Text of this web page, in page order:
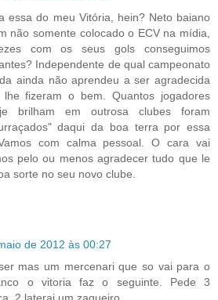
essa do meu Vitória, hein? Neto baiano
não somente colocado o ECV na mídia,
com os seus gols conseguimos
Independente de qual campeonato
ainda não aprendeu a ser agradecida
fizeram o bem. Quantos jogadores
brilham em outrosa clubes foram
daqui da boa terra por essa
com calma pessoal. O cara vai
pelo ou menos agradecer tudo que le
sorte no seu novo clube.
de 2012 às 00:27
mas um mercenari que so vai para o
o vitoria faz o seguinte. Pede 3